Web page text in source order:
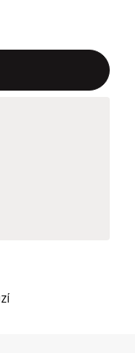
nákupním košíku